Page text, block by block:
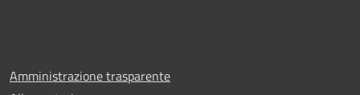
Amministrazione trasparente